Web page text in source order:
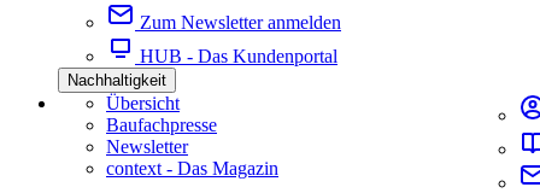
Zum Newsletter anmelden
HUB - Das Kundenportal
Nachhaltigkeit
Übersicht
Baufachpresse
Newsletter
context - Das Magazin